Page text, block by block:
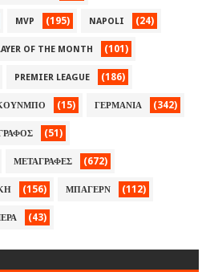
MVP (195) NAPOLI (24)
OF THE MONTH (101)
PREMIER LEAGUE (186)
(15) ΓΕΡΜΑΝΙΑ (342)
(51)
ΜΕΤΑΓΡΑΦΕΣ (672)
(156) ΜΠΑΓΕΡΝ (112)
(43)